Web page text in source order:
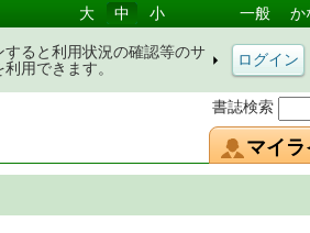
書誌検索
大 中 小 一般 か
すると利用状況の確認等のサ
用できます。
マイ